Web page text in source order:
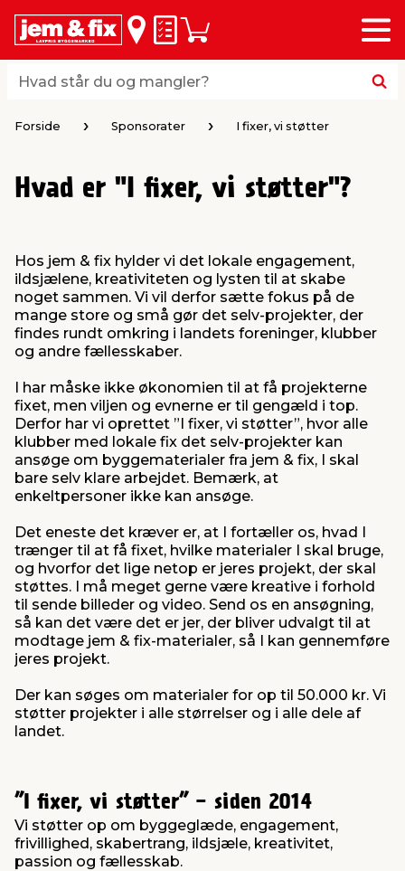
Hvad står du og mangler?
Hvad står du og mangler?
Huskeseddel
Indkøbskurv
Menu
loft & vægge
brædder
& stilladser
& varme
& ophæng
& opbevaring
& persienner
& sikkerhed
& standere
& syltning
& ventilation
kloak
fittings
Home
data & TV
& kemikalier
& fugemasse
maskiner
& spande
underholdning
udendørs spa
Forside Sponsorater I fixer, vi støtter
Hvad er "I fixer, vi støtter"?
Hos jem & fix hylder vi det lokale engagement,
ildsjælene, kreativiteten og lysten til at skabe
noget sammen. Vi vil derfor sætte fokus på de
mange store og små gør det selv-projekter, der
findes rundt omkring i landets foreninger, klubber
og andre fællesskaber.
I har måske ikke økonomien til at få projekterne
fixet, men viljen og evnerne er til gengæld i top.
Derfor har vi oprettet ”I fixer, vi støtter”, hvor alle
klubber med lokale fix det selv-projekter kan
ansøge om byggematerialer fra jem & fix, I skal
bare selv klare arbejdet. Bemærk, at
enkeltpersoner ikke kan ansøge.
Det eneste det kræver er, at I fortæller os, hvad I
trænger til at få fixet, hvilke materialer I skal bruge,
og hvorfor det lige netop er jeres projekt, der skal
støttes. I må meget gerne være kreative i forhold
til sende billeder og video. Send os en ansøgning,
så kan det være det er jer, der bliver udvalgt til at
modtage jem & fix-materialer, så I kan gennemføre
jeres projekt.
Der kan søges om materialer for op til 50.000 kr. Vi
støtter projekter i alle størrelser og i alle dele af
landet.
”I fixer, vi støtter” - siden 2014
Vi støtter op om byggeglæde, engagement,
frivillighed, skabertrang, ildsjæle, kreativitet,
passion og fællesskab.